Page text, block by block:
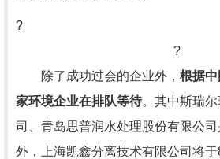
?
?
除了成功过会的企业外， 根据
家环境企业在排队等待。其中斯瑞
司、青岛思普润水处理股份有限公
外，上海凯鑫分离技术有限公司将